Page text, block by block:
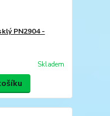
PN2904 -
Skladem